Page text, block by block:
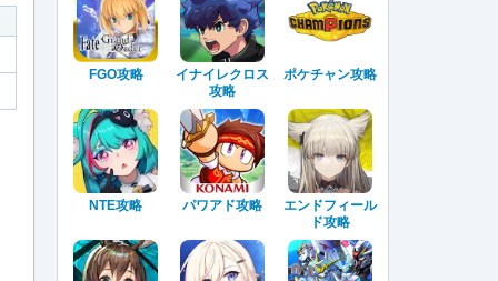
FGO攻略
イナイレクロス
攻略
ポケチャン攻略
NTE攻略 パワアド攻略
エンドフィール
ド攻略